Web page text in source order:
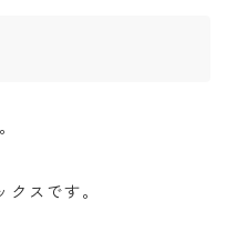
スです。